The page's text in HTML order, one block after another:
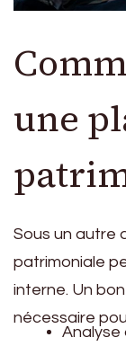
une
Sous un autre
patrimoniale
interne. Un
nécessaire
Analyse